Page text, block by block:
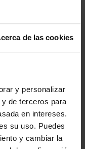
de las cookies
y personalizar
de terceros para
en intereses.
su uso. Puedes
y cambiar la
precios del
el kilometraje y la
y
financiación.
en